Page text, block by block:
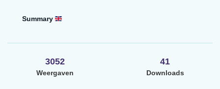
Summary
3052
Weergaven
41
Downloads